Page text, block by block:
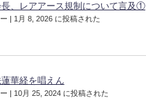
長、レアアース規制について言及①
| 1月 8, 2026 に投稿された
華経を唱えん
| 10月 25, 2024 に投稿された